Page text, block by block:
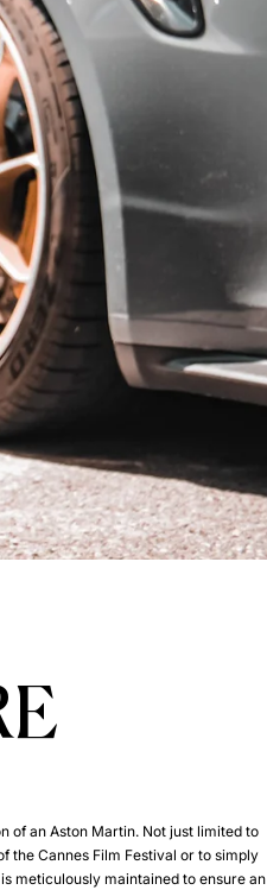
of an Aston Martin. Not just limited to
the Cannes Film Festival or to simply
meticulously maintained to ensure an